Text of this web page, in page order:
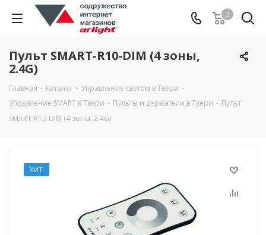
0
Пульт SMART-R10-DIM (4 зоны,
2.4G)
Главная - Каталог - Управление светом в Твери -
Управление SMART в Твери - Пульты и держатели в Твери - Пульт
SMART-R10-DIM (4 зоны, 2.4G)
ХИТ